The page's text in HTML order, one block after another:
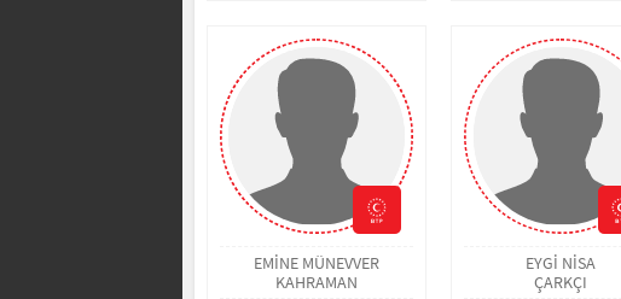
EMİNE MÜNEVVER
KAHRAMAN
EYGİ NİSA
ÇARKÇI